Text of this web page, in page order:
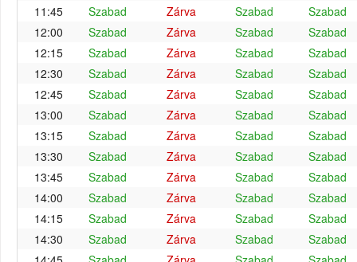
11:45
Szabad Zárva Szabad
Szabad
12:00
Szabad Zárva Szabad
Szabad
12:15
Szabad Zárva Szabad
Szabad
12:30
Szabad Zárva Szabad
Szabad
12:45
Szabad Zárva Szabad
Szabad
13:00
Szabad Zárva Szabad
Szabad
13:15
Szabad Zárva Szabad
Szabad
13:30
Szabad Zárva Szabad
Szabad
13:45
Szabad Zárva Szabad
Szabad
14:00
Szabad Zárva Szabad
Szabad
14:15
Szabad Zárva Szabad
Szabad
14:30
Szabad Zárva Szabad
Szabad